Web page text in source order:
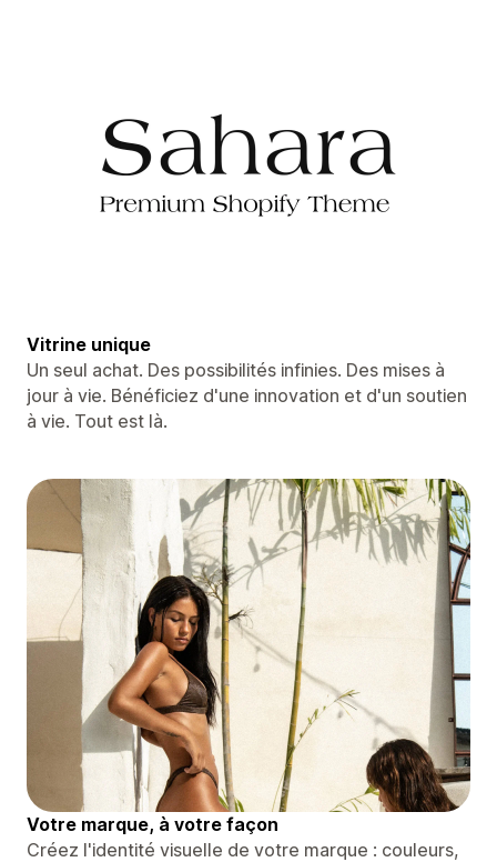
Vitrine unique
Un seul achat. Des possibilités infinies. Des mises à
jour à vie. Bénéficiez d'une innovation et d'un soutien
à vie. Tout est là.
Votre marque, à votre façon
Créez l'identité visuelle de votre marque : couleurs,